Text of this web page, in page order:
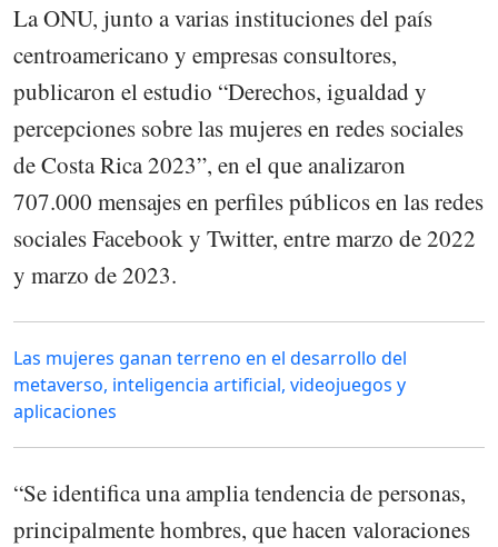
La ONU, junto a varias instituciones del país
centroamericano y empresas consultores,
publicaron el estudio “Derechos, igualdad y
percepciones sobre las mujeres en redes sociales
de Costa Rica 2023”, en el que analizaron
707.000 mensajes en perfiles públicos en las redes
sociales Facebook y Twitter, entre marzo de 2022
y marzo de 2023.
Las mujeres ganan terreno en el desarrollo del
metaverso, inteligencia artificial, videojuegos y
aplicaciones
“Se identifica una amplia tendencia de personas,
principalmente hombres, que hacen valoraciones